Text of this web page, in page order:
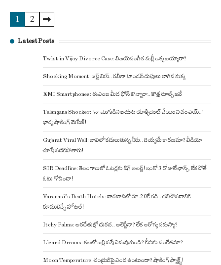
Posts
pagination
1 2
Latest Posts
Twist in Vijay Divorce Case: విజయ్-సంగీత మళ్లీ ఒక్కటయ్యారా?
Shocking Moment: జస్ట్ మిస్.. రవీనా టాండన్ దుస్తులు లాగిన కుక్క
EMI Smartphones: ఈఎంఐ మీద ఫోన్ కొన్నారా.. కొత్త రూల్స్ ఇవే
Telangana Shocker: ‘నా మొగుడిని బయట యాక్సిడెంట్ చేయించి చంపెయ్..’
భార్య షాకింగ్ మెసేజ్!
Gujarat Viral Well: బావిలో కదులుతున్న నీరు.. దెయ్యమే కారణమా? వీడియో
చూస్తే వణికిపోతారు!
SIR Deadline: తెలంగాణలో ఓటర్లకు బిగ్ అలర్ట్! ఇంకో 3 రోజులే ఛాన్స్, లేకపోతే
ఓటు గోవిందా!
Varanasi’s Death Hotels: వారణాసిలో రూ.20కే గది.. చనిపోవడానికి
రూములిచ్చే హోటల్!
Itchy Palms: అరచేతుల్లో దురద.. అలెర్జీనా? లేక ఆరోగ్య సమస్యా?
Lizard Dreams: కలలో బల్లి వస్తే ఏమవుతుంది? కీడుకు సంకేతమా?
Moon Temperature: చంద్రుడిపై ఎండ ఉంటుందా? షాకింగ్ ఫ్యాక్ట్స్!